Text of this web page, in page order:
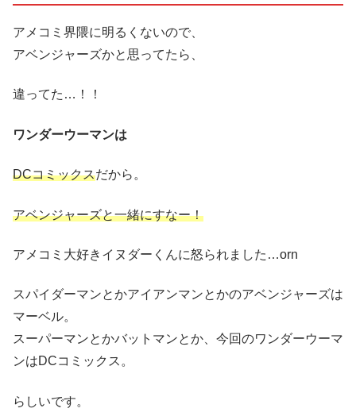
アメコミ界隈に明るくないので、
アベンジャーズかと思ってたら、
違ってた…！！
ワンダーウーマンは
DCコミックスだから。
アベンジャーズと一緒にすなー！
アメコミ大好きイヌダーくんに怒られました…orn
スパイダーマンとかアイアンマンとかのアベンジャーズは
マーベル。
スーパーマンとかバットマンとか、今回のワンダーウーマ
ンはDCコミックス。
らしいです。